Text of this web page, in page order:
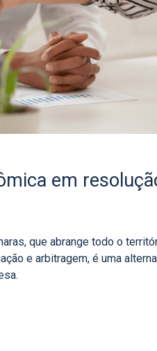
em
que abrange todo o
e arbitragem, é uma